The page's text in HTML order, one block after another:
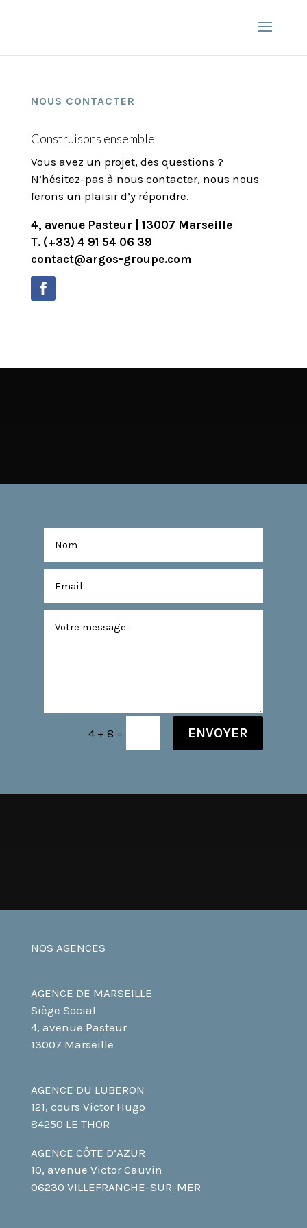
NOUS CONTACTER
Construisons ensemble
Vous avez un projet, des questions ?
N’hésitez-pas à nous contacter, nous nous
ferons un plaisir d’y répondre.
4, avenue Pasteur | 13007 Marseille
T. (+33) 4 91 54 06 39
contact@argos-groupe.com
4 + 8 = ENVOYER
NOS AGENCES
AGENCE DE MARSEILLE
Siège Social
4, avenue Pasteur
13007 Marseille
AGENCE DU LUBERON
121, cours Victor Hugo
84250 LE THOR
AGENCE CÔTE D’AZUR
10, avenue Victor Cauvin
06230 VILLEFRANCHE-SUR-MER